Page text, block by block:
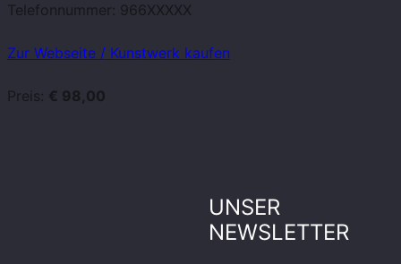
Telefonnummer: 966XXXXX
Zur Webseite / Kunstwerk kaufen
Preis: € 98,00
UNSER
NEWSLETTER